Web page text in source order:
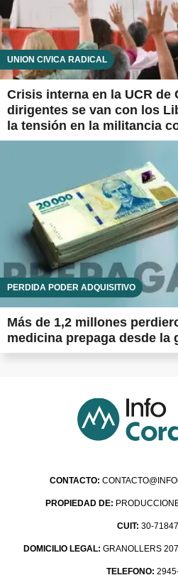
UNIÓN CÍVICA RADICAL
Crisis interna en la UCR de
dirigentes se van con los
la tensión en la militancia
PÉRDIDA PODER ADQUISITIVO
Más de 1,2 millones
medicina prepaga desde la
CONTACTO:
PROPIEDAD DE:
CUIT: 30-
DOMICILIO LEGAL: GRANOLLERS
TELEFONO: